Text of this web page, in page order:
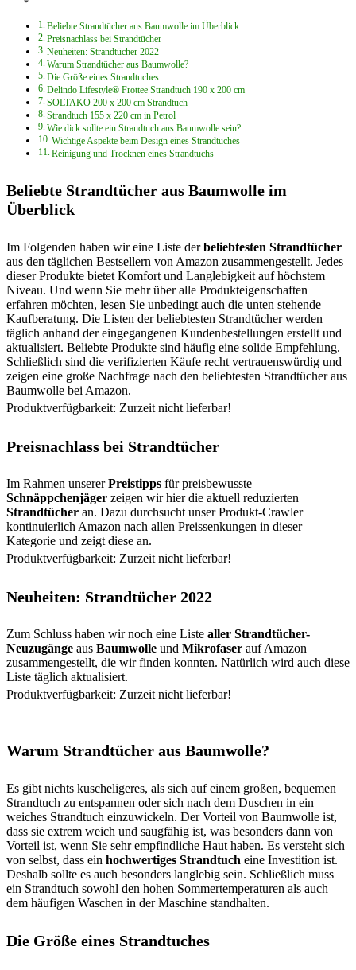
Beliebte Strandtücher aus Baumwolle im Überblick
Preisnachlass bei Strandtücher
Neuheiten: Strandtücher 2022
Warum Strandtücher aus Baumwolle?
Die Größe eines Strandtuches
Delindo Lifestyle® Frottee Strandtuch 190 x 200 cm
SOLTAKO 200 x 200 cm Strandtuch
Strandtuch 155 x 220 cm in Petrol
Wie dick sollte ein Strandtuch aus Baumwolle sein?
Wichtige Aspekte beim Design eines Strandtuches
Reinigung und Trocknen eines Strandtuchs
Beliebte Strandtücher aus Baumwolle im
Überblick
Im Folgenden haben wir eine Liste derbeliebtesten Strandtücher
aus den täglichen Bestsellern von Amazon zusammengestellt. Jedes
dieser Produkte bietet Komfort und Langlebigkeit auf höchstem
Niveau. Und wenn Sie mehr über alle Produkteigenschaften
erfahren möchten, lesen Sie unbedingt auch die unten stehende
Kaufberatung. Die Listen der beliebtesten Strandtücher werden
täglich anhand der eingegangenen Kundenbestellungen erstellt und
aktualisiert. Beliebte Produkte sind häufig eine solide Empfehlung.
Schließlich sind die verifizierten Käufe recht vertrauenswürdig und
zeigen eine große Nachfrage nach den beliebtesten Strandtücher aus
Baumwolle bei Amazon.
Produktverfügbarkeit: Zurzeit nicht lieferbar!
Preisnachlass bei Strandtücher
Im Rahmen unsererPreistipps für preisbewusste
Schnäppchenjäger zeigen wir hier die aktuell reduzierten
Strandtücher an. Dazu durchsucht unser Produkt-Crawler
kontinuierlich Amazon nach allen Preissenkungen in dieser
Kategorie und zeigt diese an.
Produktverfügbarkeit: Zurzeit nicht lieferbar!
Neuheiten: Strandtücher 2022
Zum Schluss haben wir noch eine Liste aller Strandtücher-
Neuzugänge aus Baumwolle und Mikrofaser auf Amazon
zusammengestellt, die wir finden konnten. Natürlich wird auch diese
Liste täglich aktualisiert.
Produktverfügbarkeit: Zurzeit nicht lieferbar!
Warum Strandtücher aus Baumwolle?
Es gibt nichts kuscheligeres, als sich auf einem großen, bequemen
Strandtuch zu entspannen oder sich nach dem Duschen in ein
weiches Strandtuch einzuwickeln. Der Vorteil von Baumwolle ist,
dass sie extrem weich und saugfähig ist, was besonders dann von
Vorteil ist, wenn Sie sehr empfindliche Haut haben. Es versteht sich
von selbst, dass ein hochwertiges Strandtuch eine Investition ist.
Deshalb sollte es auch besonders langlebig sein. Schließlich muss
ein Strandtuch sowohl den hohen Sommertemperaturen als auch
dem häufigen Waschen in der Maschine standhalten.
Die Größe eines Strandtuches